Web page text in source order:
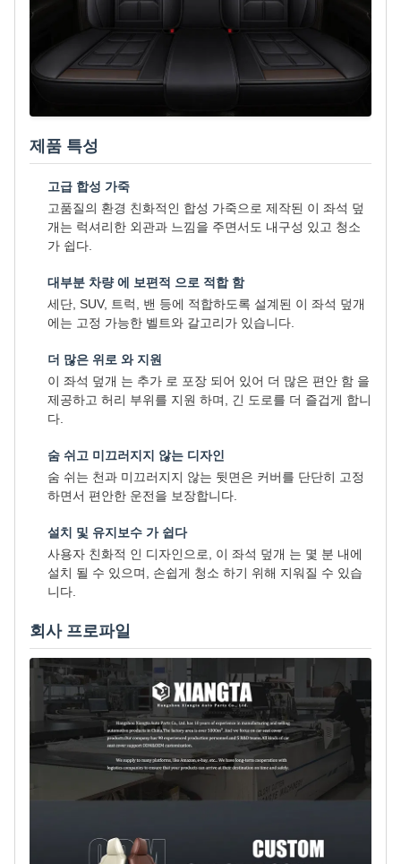
제품 특성
고급 합성 가죽
고품질의 환경 친화적인 합성 가죽으로 제작된 이 좌석 덮
개는 럭셔리한 외관과 느낌을 주면서도 내구성 있고 청소
가 쉽다.
대부분 차량 에 보편적 으로 적합 함
세단, SUV, 트럭, 밴 등에 적합하도록 설계된 이 좌석 덮개
에는 고정 가능한 벨트와 갈고리가 있습니다.
더 많은 위로 와 지원
이 좌석 덮개 는 추가 로 포장 되어 있어 더 많은 편안 함 을
제공하고 허리 부위를 지원 하며, 긴 도로를 더 즐겁게 합니
다.
숨 쉬고 미끄러지지 않는 디자인
숨 쉬는 천과 미끄러지지 않는 뒷면은 커버를 단단히 고정
하면서 편안한 운전을 보장합니다.
설치 및 유지보수 가 쉽다
사용자 친화적 인 디자인으로, 이 좌석 덮개 는 몇 분 내에
설치 될 수 있으며, 손쉽게 청소 하기 위해 지워질 수 있습
니다.
회사 프로파일